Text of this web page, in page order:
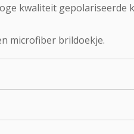
kwaliteit gepolariseerde
microfiber brildoekje.